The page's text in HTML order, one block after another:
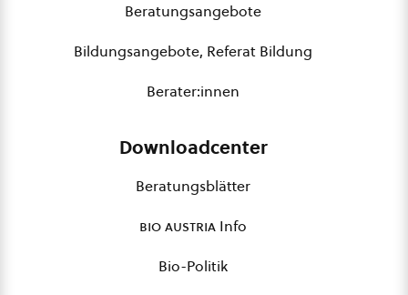
Beratungsangebote
Bildungsangebote, Referat Bildung
Berater:innen
Downloadcenter
Beratungsblätter
bio austria Info
Bio-Politik